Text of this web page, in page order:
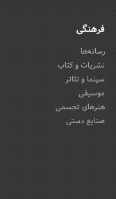
فرهنگی
رسانه‌ها
نشریات و کتاب
سینما و تئاتر
موسیقی
هنرهای تجسمی
صنایع دستی